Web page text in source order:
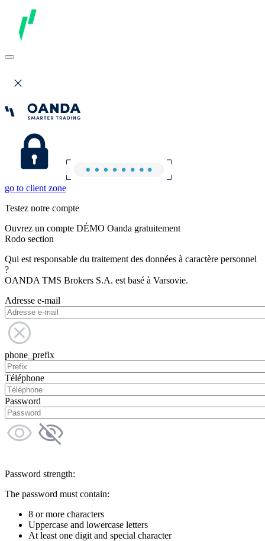
go to client zone
Testez notre compte
Ouvrez un compte DÉMO Oanda gratuitement
Rodo section
Qui est responsable du traitement des données à caractère personnel
?
OANDA TMS Brokers S.A. est basé à Varsovie.
Adresse e-mail
phone_prefix
Téléphone
Password
Password strength:
The password must contain:
8 or more characters
Uppercase and lowercase letters
At least one digit and special character